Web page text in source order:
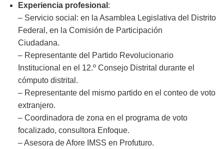
Experiencia profesional :
– Servicio social: en la Asamblea Legislativa del Distrito
Federal, en la Comisión de Participación
Ciudadana.
– Representante del Partido Revolucionario
Institucional en el 12.º Consejo Distrital durante el
cómputo distrital.
– Representante del mismo partido en el conteo de voto
extranjero.
– Coordinadora de zona en el programa de voto
focalizado, consultora Enfoque.
– Asesora de Afore IMSS en Profuturo.